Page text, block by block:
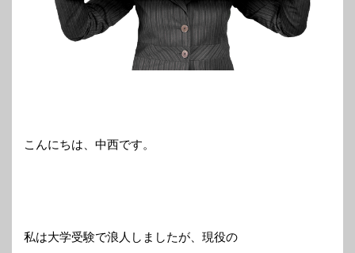
こんにちは、中西です。
私は大学受験で浪人しましたが、現役の